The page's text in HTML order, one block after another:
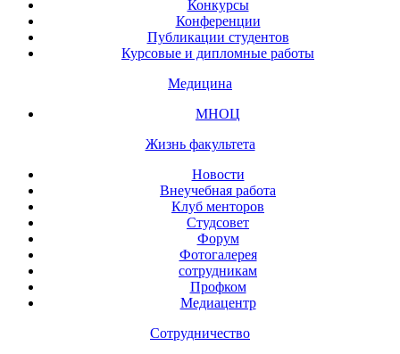
Конкурсы
Конференции
Публикации студентов
Курсовые и дипломные работы
Медицина
МНОЦ
Жизнь факультета
Новости
Внеучебная работа
Клуб менторов
Студсовет
Форум
Фотогалерея
сотрудникам
Профком
Медиацентр
Сотрудничество